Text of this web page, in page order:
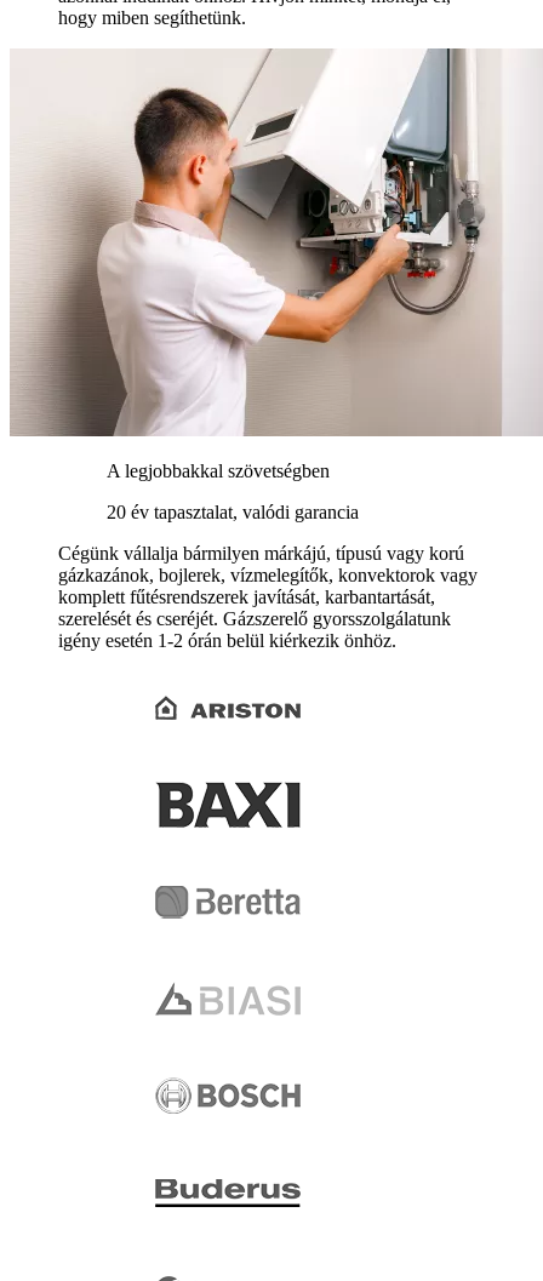
hogy miben segíthetünk.
A legjobbakkal szövetségben
20 év tapasztalat, valódi garancia
Cégünk vállalja bármilyen márkájú, típusú vagy korú
gázkazánok, bojlerek, vízmelegítők, konvektorok vagy
komplett fűtésrendszerek javítását, karbantartását,
szerelését és cseréjét. Gázszerelő gyorsszolgálatunk
igény esetén 1-2 órán belül kiérkezik önhöz.